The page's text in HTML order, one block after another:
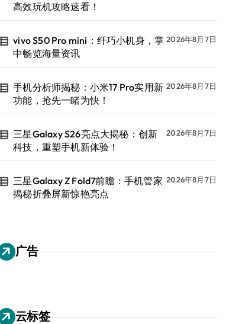
高效玩机攻略速看！
vivo S50 Pro mini：纤巧小机身，掌
中畅览海量资讯
2026年8月7日
手机分析师揭秘：小米17 Pro实用新
功能，抢先一睹为快！
2026年8月7日
三星Galaxy S26亮点大揭秘：创新
科技，重塑手机新体验！
2026年8月7日
三星Galaxy Z Fold7前瞻：手机管家
揭秘折叠屏新惊艳亮点
2026年8月7日
广告
云标签